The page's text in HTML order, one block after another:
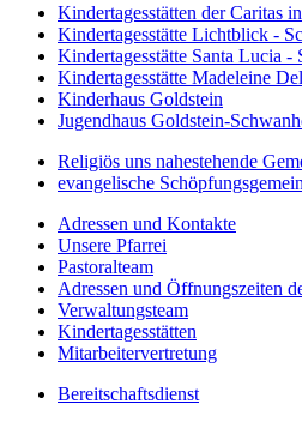
Kindertagesstätten der Caritas
Kindertagesstätte Lichtblick -
Kindertagesstätte Santa Lucia -
Kindertagesstätte Madeleine
Kinderhaus Goldstein
Jugendhaus Goldstein-
Religiös uns nahestehende
evangelische
Adressen und Kontakte
Unsere Pfarrei
Pastoralteam
Adressen und Öffnungszeiten
Verwaltungsteam
Kindertagesstätten
Mitarbeitervertretung
Bereitschaftsdienst